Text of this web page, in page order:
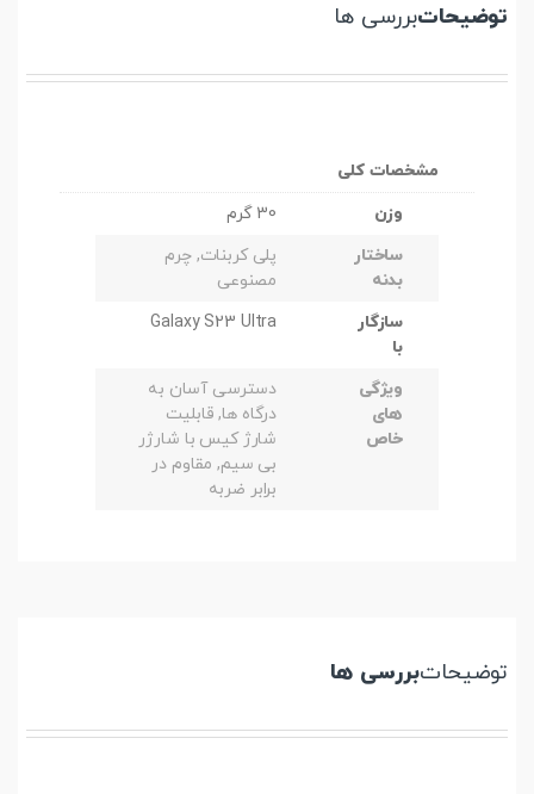
توضیحاتبررسی ها
مشخصات کلی
وزن
30 گرم
ساختار
بدنه
پلی کربنات, چرم
مصنوعی
سازگار
با
Galaxy S23 Ultra
ویژگی
های
خاص
دسترسی آسان به
درگاه ها, قابلیت
شارژ کیس با شارژر
بی سیم, مقاوم در
برابر ضربه
توضیحاتبررسی ها